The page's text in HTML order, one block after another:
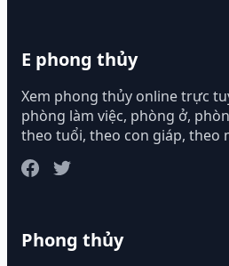
E phong thủy
Xem phong thủy online trực
phòng làm việc, phòng ở,
theo tuổi, theo con giáp, theo
Phong thủy